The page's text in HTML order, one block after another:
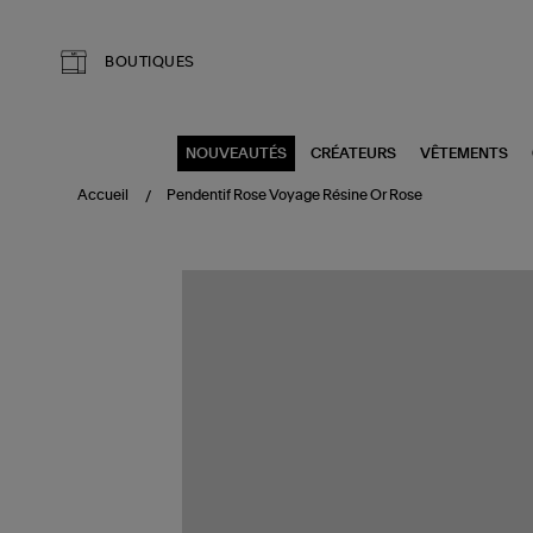
BOUTIQUES
NOUVEAUTÉS CRÉATEURS VÊTEMENTS
Accueil Pendentif Rose Voyage Résine Or Rose